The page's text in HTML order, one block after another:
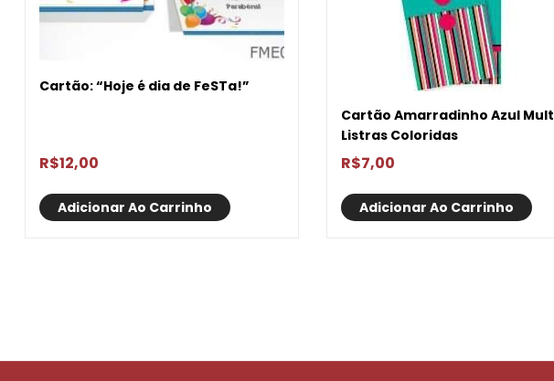
Cartão: “Hoje é dia de FeSTa!”
R$12,00
Adicionar Ao Carrinho
Cartão Amarradinho Azul
Listras Coloridas
R$7,00
Adicionar Ao Carrinho